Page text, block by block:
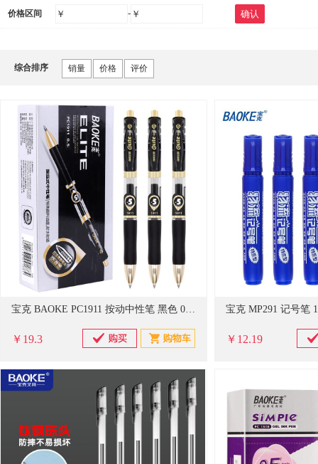
价格区间 ￥ - ￥ 确认
综合排序 销量 价格 评价
宝克 BAOKE PC1911 按动中性笔 黑色 0.5mm 12支/盒
￥19.3
宝克 MP291 记号笔
￥12.19